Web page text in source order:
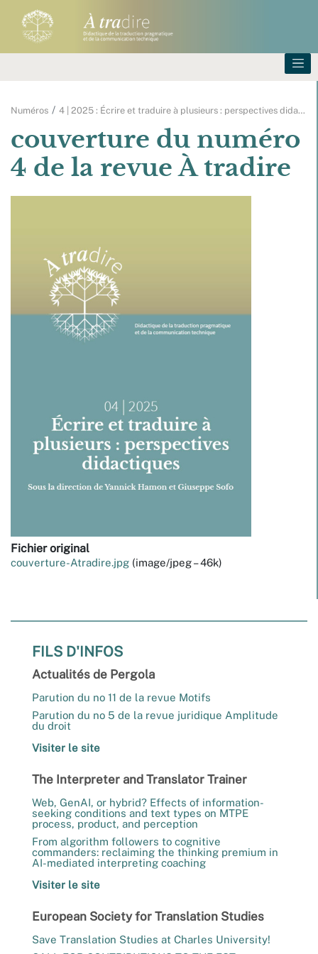
Numéros 4 | 2025 : Écrire et traduire à plusieurs : perspectives dida…
couverture du numéro
4 de la revue À tradire
Fichier original
couverture-Atradire.jpg (image/jpeg – 46k)
FILS D'INFOS
Actualités de Pergola
Parution du no 11 de la revue Motifs
Parution du no 5 de la revue juridique Amplitude
du droit
Visiter le site
The Interpreter and Translator Trainer
Web, GenAI, or hybrid? Effects of information-
seeking conditions and text types on MTPE
process, product, and perception
From algorithm followers to cognitive
commanders: reclaiming the thinking premium in
AI-mediated interpreting coaching
Visiter le site
European Society for Translation Studies
Save Translation Studies at Charles University!